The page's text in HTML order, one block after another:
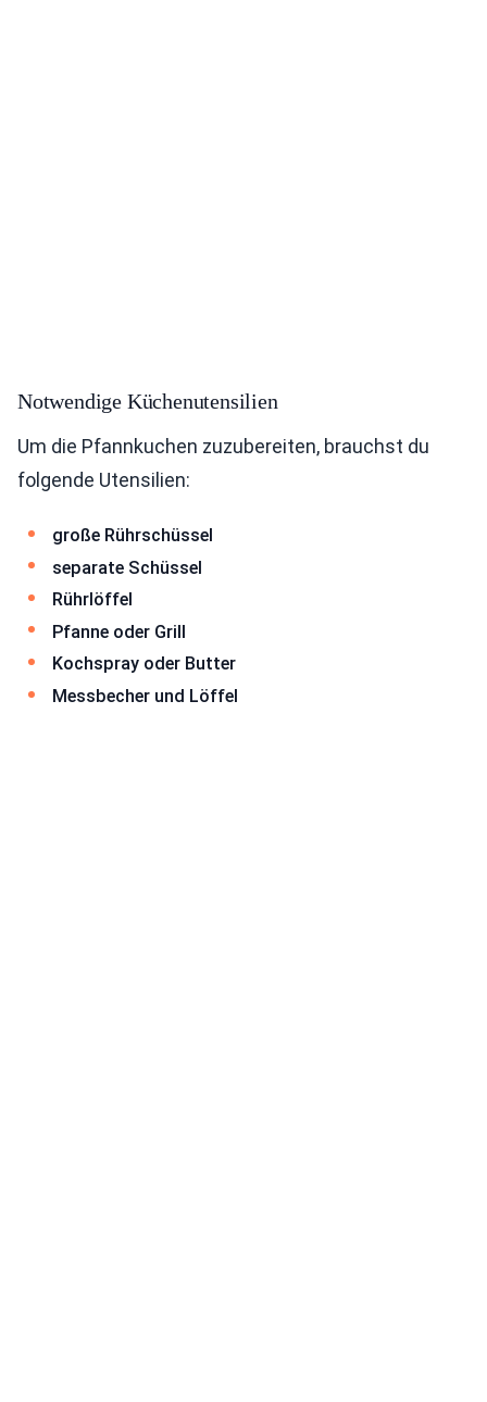
Notwendige Küchenutensilien
Um die Pfannkuchen zuzubereiten, brauchst du
folgende Utensilien:
große Rührschüssel
separate Schüssel
Rührlöffel
Pfanne oder Grill
Kochspray oder Butter
Messbecher und Löffel